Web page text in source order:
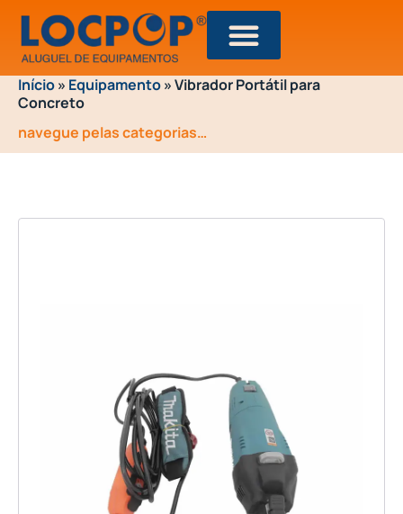
Início» Equipamento»Vibrador Portátil para
Concreto
navegue pelas categorias…